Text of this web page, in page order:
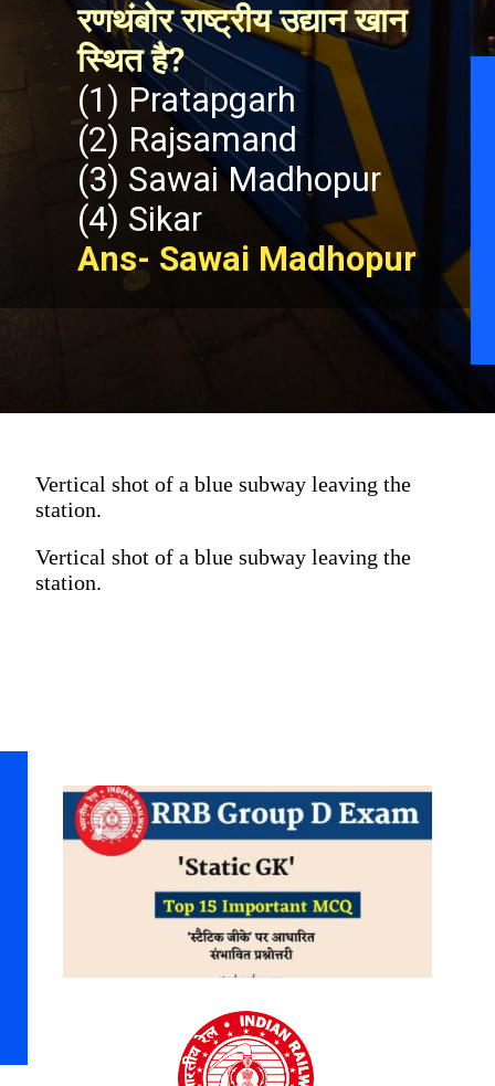
रणथंबोर राष्ट्रीय उद्यान खान
स्थित है?
(1) Pratapgarh
(2) Rajsamand
(3) Sawai Madhopur
(4) Sikar
Ans- Sawai Madhopur
Vertical shot of a blue subway leaving the
station.
Vertical shot of a blue subway leaving the
station.